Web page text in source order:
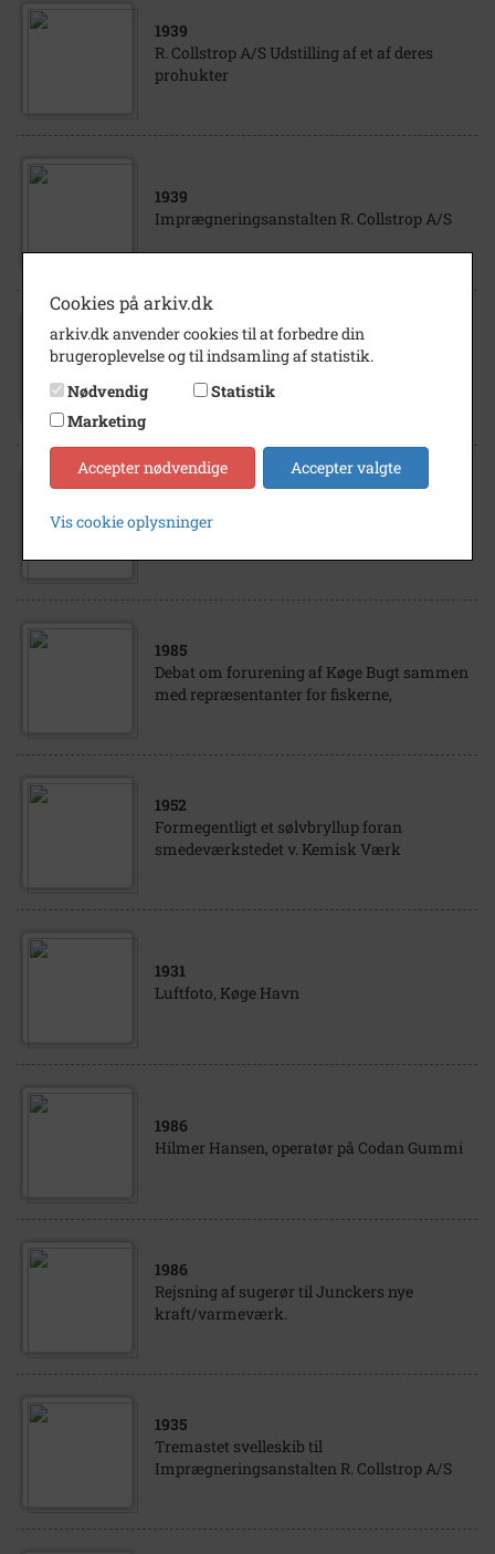
1939
R. Collstrop A/S Udstilling af et af deres
prohukter
1939
Imprægneringsanstalten R. Collstrop A/S
1910- 1920
Luftfoto af Junckers Industrier A/S
1985
Debat om forurening af Køge Bugt sammen
med repræsentanter for fiskerne,
1952
Formegentligt et sølvbryllup foran
smedeværkstedet v. Kemisk Værk
1931
Luftfoto, Køge Havn
1986
Hilmer Hansen, operatør på Codan Gummi
1986
Rejsning af sugerør til Junckers nye
kraft/varmeværk.
1935
Tremastet svelleskib til
Imprægneringsanstalten R. Collstrop A/S
Cookies på arkiv.dk
arkiv.dk anvender cookies til at forbedre din
brugeroplevelse og til indsamling af statistik.
Nødvendig
Statistik
Marketing
Accepter nødvendige Accepter valgte
Vis cookie oplysninger